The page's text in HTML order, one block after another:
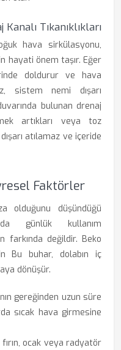
Tıkanıklıkları
hava sirkülasyonu,
hayati önem taşır. Eğer
doldurur ve hava
sistem nemi dışarı
bulunan drenaj
artıkları veya toz
atılamaz ve içeride
Faktörler
olduğunu düşündüğü
günlük kullanım
farkında değildir. Beko
Bu buhar, dolabın iç
dönüşür.
gereğinden uzun süre
sıcak hava girmesine
fırın, ocak veya radyatör